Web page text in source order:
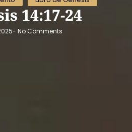
14:17-24
- No Comments